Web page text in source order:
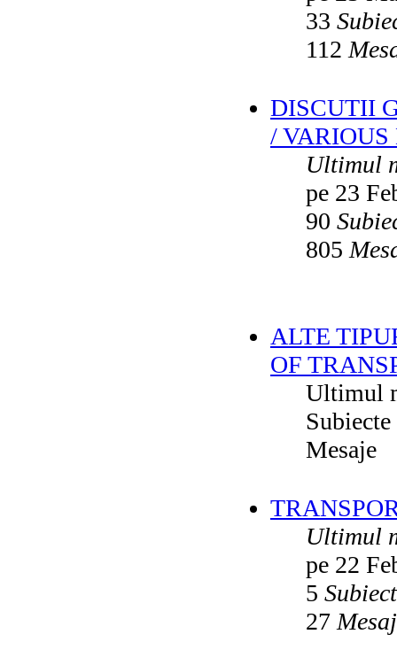
33
112
DISCUTII
/ VARIOUS
Ultimul
pe 23
90
805
ALTE
OF
Ultimul
Subiecte
Mesaje
Ultimul
pe 22
5
27